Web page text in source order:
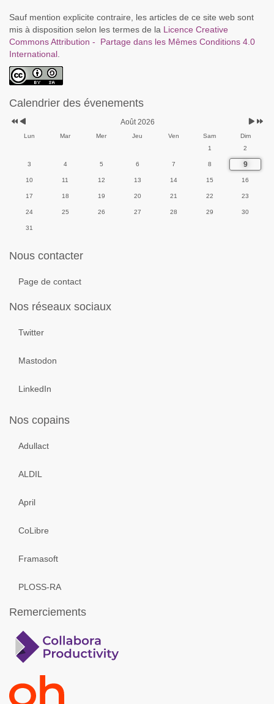
Sauf mention explicite contraire, les articles de ce site web sont
mis à disposition selon les termes de la Licence Creative
Commons Attribution - Partage dans les Mêmes Conditions 4.0
International
Calendrier des évenements
Août 2026
Lun Mar Mer Jeu Ven Sam
Dim
1
2
3 4 5 6 7 8 9
10 11 12 13 14 15 16
17 18 19 20 21 22 23
24 25 26 27 28 29 30
31
Nous contacter
Page de contact
Nos réseaux sociaux
Twitter
Mastodon
LinkedIn
Nos copains
Adullact
ALDIL
April
CoLibre
Framasoft
PLOSS-RA
Remerciements